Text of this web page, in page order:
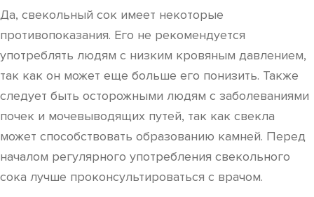
Да, свекольный сок имеет некоторые
противопоказания. Его не рекомендуется
употреблять людям с низким кровяным давлением,
так как он может еще больше его понизить. Также
следует быть осторожными людям с заболеваниями
почек и мочевыводящих путей, так как свекла
может способствовать образованию камней. Перед
началом регулярного употребления свекольного
сока лучше проконсультироваться с врачом.